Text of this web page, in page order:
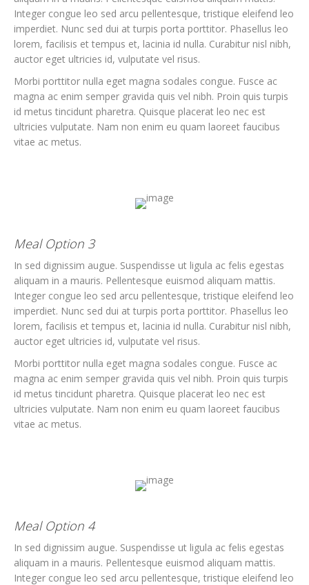
Integer congue leo sed arcu pellentesque, tristique eleifend leo
imperdiet. Nunc sed dui at turpis porta porttitor. Phasellus leo
lorem, facilisis et tempus et, lacinia id nulla. Curabitur nisl nibh,
auctor eget ultricies id, vulputate vel risus.
Morbi porttitor nulla eget magna sodales congue. Fusce ac
magna ac enim semper gravida quis vel nibh. Proin quis turpis
id metus tincidunt pharetra. Quisque placerat leo nec est
ultricies vulputate. Nam non enim eu quam laoreet faucibus
vitae ac metus.
Meal Option 3
In sed dignissim augue. Suspendisse ut ligula ac felis egestas
aliquam in a mauris. Pellentesque euismod aliquam mattis.
Integer congue leo sed arcu pellentesque, tristique eleifend leo
imperdiet. Nunc sed dui at turpis porta porttitor. Phasellus leo
lorem, facilisis et tempus et, lacinia id nulla. Curabitur nisl nibh,
auctor eget ultricies id, vulputate vel risus.
Morbi porttitor nulla eget magna sodales congue. Fusce ac
magna ac enim semper gravida quis vel nibh. Proin quis turpis
id metus tincidunt pharetra. Quisque placerat leo nec est
ultricies vulputate. Nam non enim eu quam laoreet faucibus
vitae ac metus.
Meal Option 4
In sed dignissim augue. Suspendisse ut ligula ac felis egestas
aliquam in a mauris. Pellentesque euismod aliquam mattis.
Integer congue leo sed arcu pellentesque, tristique eleifend leo